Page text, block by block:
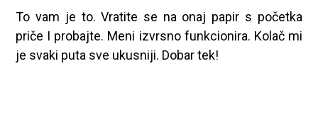
To vam je to. Vratite se na onaj papir s početka
priče I probajte. Meni izvrsno funkcionira. Kolač mi
je svaki puta sve ukusniji. Dobar tek!